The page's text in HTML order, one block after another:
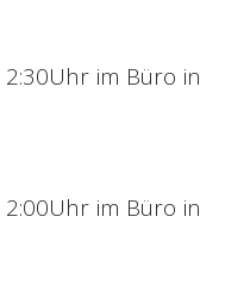
im Büro in
im Büro in